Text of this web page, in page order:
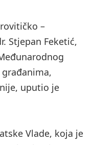
–
Stjepan Feketić,
uputio je
Vlade, koja je